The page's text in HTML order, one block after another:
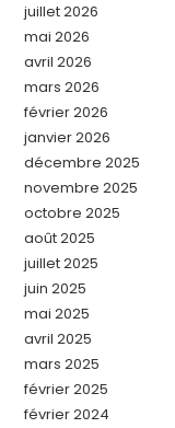
juillet 2026
mai 2026
avril 2026
mars 2026
février 2026
janvier 2026
décembre 2025
novembre 2025
octobre 2025
août 2025
juillet 2025
juin 2025
mai 2025
avril 2025
mars 2025
février 2025
février 2024